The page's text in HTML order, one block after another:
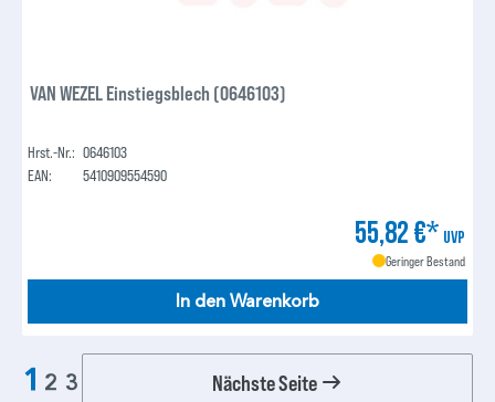
VAN WEZEL Einstiegsblech (0646103)
Hrst.-Nr.: 0646103
EAN:
5410909554590
55,82 €* UVP
Geringer Bestand
In den Warenkorb
1 2 3 Nächste Seite